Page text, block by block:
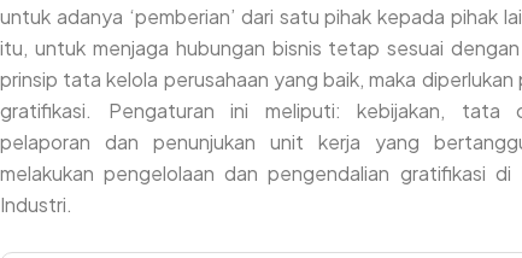
untuk adanya ‘pemberian’ dari satu pihak kepada pihak
itu, untuk menjaga hubungan bisnis tetap sesuai
prinsip tata kelola perusahaan yang baik, maka
gratifikasi. Pengaturan ini meliputi: kebijakan, tata
pelaporan dan penunjukan unit kerja yang
melakukan pengelolaan dan pengendalian gratifikasi
Industri.